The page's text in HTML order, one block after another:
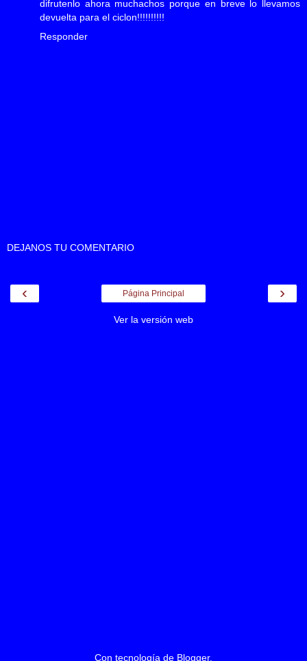
difrutenlo ahora muchachos porque en breve lo llevamos
devuelta para el ciclon!!!!!!!!!!
Responder
DEJANOS TU COMENTARIO
‹ ›
Página Principal
Ver la versión web
Con tecnología de Blogger.